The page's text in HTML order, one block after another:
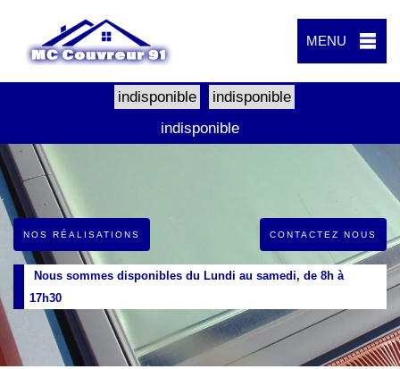
MENU
indisponible
indisponible
indisponible
NOS RÉALISATIONS CONTACTEZ NOUS
Nous sommes disponibles du Lundi au samedi, de 8h à
17h30